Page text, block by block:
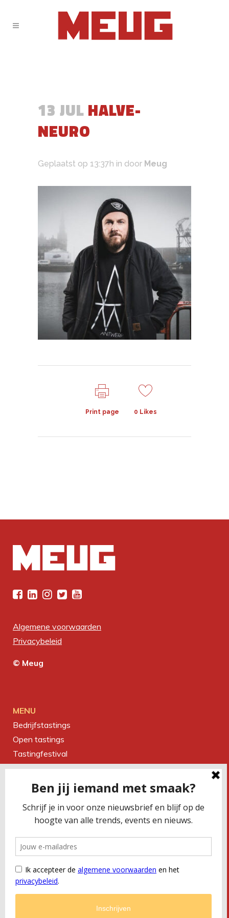
13 JULHALVE-
NEURO
Geplaatst op 13:37h in door Meug
Print page 0 Likes
Algemene voorwaarden
Privacybeleid
© Meug
MENU
Bedrijfstastings
Open tastings
Tastingfestival
Magazine
Over ons
CONTACTEER ONS
Smaakbureau Meug
Kerkstraat 19 | 2060 Antwerpen
T +32 (0) 479 32 02 66